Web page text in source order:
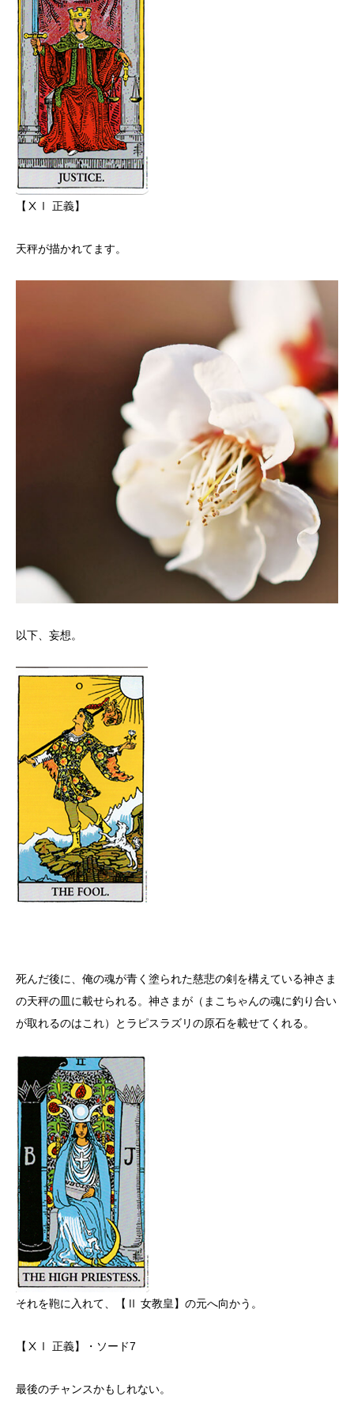
【ⅩⅠ 正義】
天秤が描かれてます。
以下、妄想。
死んだ後に、俺の魂が青く塗られた慈悲の剣を構えている神さま
の天秤の皿に載せられる。神さまが（まこちゃんの魂に釣り合い
が取れるのはこれ）とラピスラズリの原石を載せてくれる。
それを鞄に入れて、【Ⅱ 女教皇】の元へ向かう。
【ⅩⅠ 正義】・ソード7
最後のチャンスかもしれない。